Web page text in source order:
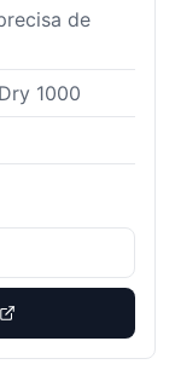
de
1000